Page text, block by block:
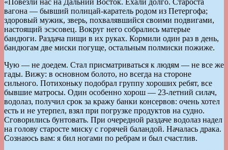
вагона — бывший полицай-каратель родом из Петергофа;
здоровый мужик, зверь, похвалявшийся своими подвигами,
настоящий эсэсовец. Вокруг него собрались матерые
бандюги. Раздача пищи в их руках. Кормили один раз в день,
бандюгам две миски погуще, остальным полмиски пожиже.
Чую — не доедем. Стал присматриваться к людям — не все же
гады. Вижу: в основном болото, но всегда на стороне
сильного. Потихоньку подобрал группу хороших ребят, все
бывшие матросы. Один особенно хорош — 23-летний силач,
водолаз, получил срок за кражу банки консервов: очень хотел
есть и не утерпел, взял при погрузке продуктов на судно.
Сговорились бунтовать. При очередной раздаче водолаз надел
на голову старосте миску с горячей баландой. Началась драка.
Сознаюсь вам: я бил ногами по ребрам и был счастлив.